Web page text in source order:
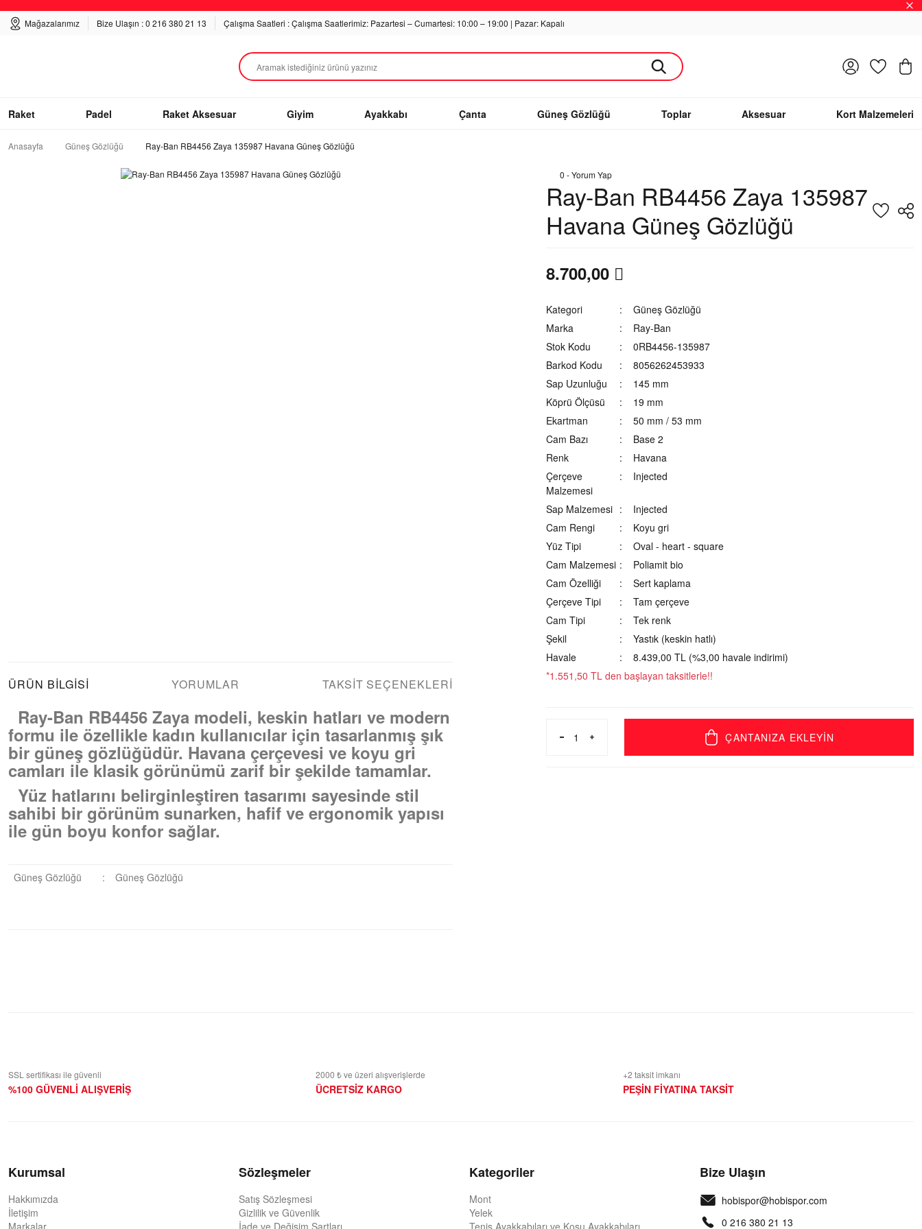
Mağazalarımız Bize Ulaşın : 0 216 380 21 13 Çalışma Saatleri : Çalışma Saatlerimiz: Pazartesi – Cumartesi: 10:00 – 19:00 | Pazar: Kapalı
Giriş Yap
Raket Padel Raket Aksesuar Giyim Ayakkabı Çanta Güneş Gözlüğü Toplar Aksesuar Kort Malzemeleri
Anasayfa Güneş Gözlüğü Ray-Ban RB4456 Zaya 135987 Havana Güneş Gözlüğü
ÜRÜN BILGISI YORUMLAR TAKSIT SEÇENEKLERI
Ray-Ban RB4456 Zaya modeli, keskin hatları ve modern
formu ile özellikle kadın kullanıcılar için tasarlanmış şık
bir güneş gözlüğüdür. Havana çerçevesi ve koyu gri
camları ile klasik görünümü zarif bir şekilde tamamlar.
Yüz hatlarını belirginleştiren tasarımı sayesinde stil
sahibi bir görünüm sunarken, hafif ve ergonomik yapısı
ile gün boyu konfor sağlar.
Güneş Gözlüğü : Güneş Gözlüğü
0 - Yorum Yap
Ray-Ban RB4456 Zaya 135987
Havana Güneş Gözlüğü
8.700,00
Kategori
Güneş Gözlüğü
Marka
Ray-Ban
Stok Kodu
0RB4456-135987
Barkod Kodu
8056262453933
Sap Uzunluğu
145 mm
Köprü Ölçüsü
19 mm
Ekartman
50 mm / 53 mm
Cam Bazı
Base 2
Renk
Havana
Çerçeve
Malzemesi
Injected
Sap Malzemesi
Injected
Cam Rengi
Koyu gri
Yüz Tipi
Oval - heart - square
Cam Malzemesi
Poliamit bio
Cam Özelliği
Sert kaplama
Çerçeve Tipi
Tam çerçeve
Cam Tipi
Tek renk
Şekil
Yastık (keskin hatlı)
Havale
8.439,00 TL (%3,00 havale indirimi)
*1.551,50 TL den başlayan taksitlerle!!
ÇANTANIZA EKLEYİN
SSL sertifikası ile güvenli
%100 GÜVENLİ ALIŞVERİŞ
2000 ₺ ve üzeri alışverişlerde
ÜCRETSİZ KARGO
+2 taksit imkanı
PEŞİN FİYATINA TAKSİT
Kurumsal
Hakkımızda
İletişim
Markalar
Sözleşmeler
Satış Sözleşmesi
Gizlilik ve Güvenlik
İade ve Değişim Şartları
Kategoriler
Mont
Yelek
Tenis Ayakkabıları ve Koşu Ayakkabıları
Bize Ulaşın
hobispor@hobispor.com
0 216 380 21 13